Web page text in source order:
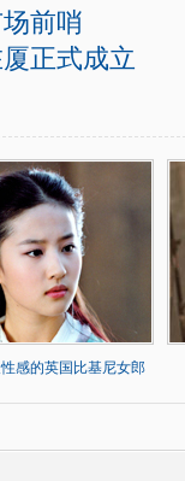
前哨
正式成立
感的英国比基尼女郎